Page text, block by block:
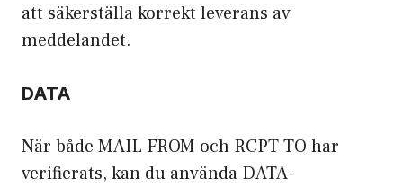
att säkerställa korrekt leverans av
meddelandet.
DATA
När både MAIL FROM och RCPT TO har
verifierats, kan du använda DATA-